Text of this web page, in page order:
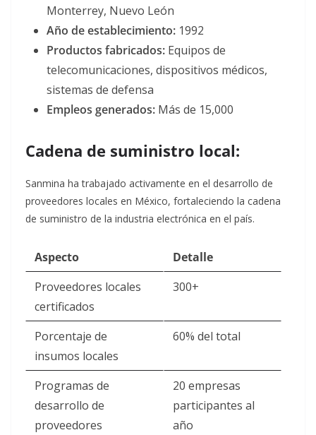
Monterrey, Nuevo León
Año de establecimiento: 1992
Productos fabricados: Equipos de
telecomunicaciones, dispositivos médicos,
sistemas de defensa
Empleos generados: Más de 15,000
Cadena de suministro local:
Sanmina ha trabajado activamente en el desarrollo de
proveedores locales en México, fortaleciendo la cadena
de suministro de la industria electrónica en el país.
Aspecto
Detalle
Proveedores locales
certificados
300+
Porcentaje de
insumos locales
60% del total
Programas de
desarrollo de
proveedores
20 empresas
participantes al
año